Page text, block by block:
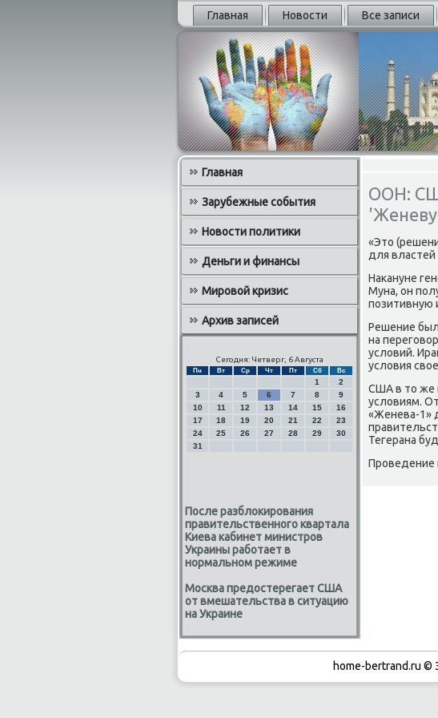
Главная Новости Все записи
Главная
Зарубежные события
Новости политики
Деньги и финансы
Мировой кризис
Архив записей
Сегодня: Четверг, 6 Августа
Пн Вт Ср Чт Пт Сб Вс
1
2
3
4 5 6 7 8
9
10
11 12 13 14 15
16
17
18 19 20 21 22
23
24
25 26 27 28 29
30
31
После разблокирования
правительственного квартала
Киева кабинет министров
Украины работает в
нормальном режиме
Москва предостерегает США
от вмешательства в ситуацию
на Украине
ООН:
«Это
для
Накануне
Муна, он
позитивную
Решение
на
условий.
условия
США в то же
условиям.
«Женева-1»
Тегерана
Проведение
home-bertrand.ru ©